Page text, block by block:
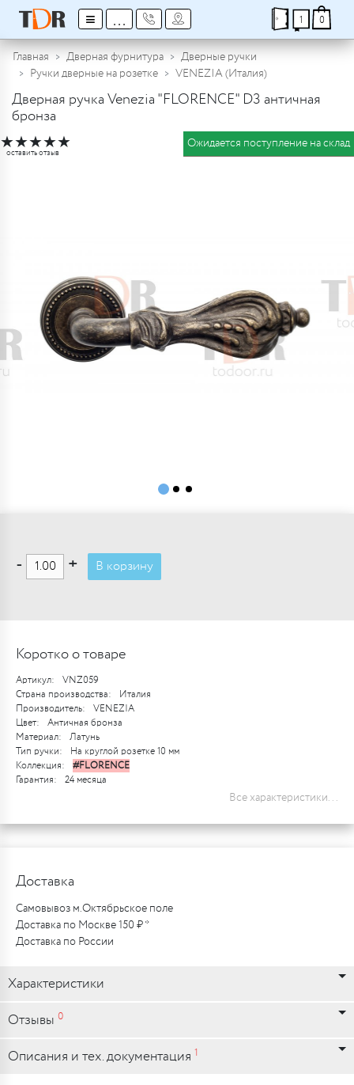
≡ ... 1 0
Главная Дверная фурнитура
Дверные ручки
Ручки дверные на розетке
VENEZIA (Италия)
Дверная ручка Venezia "FLORENCE" D3 античная
бронза
★★★★★
оставить отзыв
Ожидается поступление на склад
- + В корзину
Коротко о товаре
Артикул:
VNZ059
Страна производства:
Италия
Производитель:
VENEZIA
Цвет:
Античная бронза
Материал:
Латунь
Тип ручки:
На круглой розетке 10 мм
Коллекция:
#FLORENCE
Гарантия:
24 месяца
Все характеристики...
Доставка
Самовывоз м.Октябрьское поле
Доставка по Москве 150 ₽ *
Доставка по России
Характеристики
Отзывы 0
Описания и тех. документация 1